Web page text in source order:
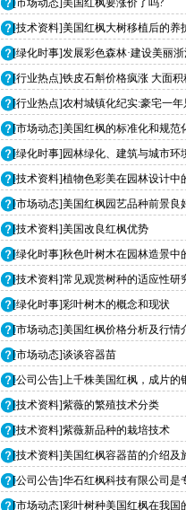
[市场动态]美国红枫要涨价了吗?
[技术资料]美国红枫大树移植后的养
[绿化时事]发展彩色森林·建设美丽
[行业热点]铁皮石斛价格疯涨 大面
[行业热点]农村城镇化纪实:豪宅一年
[市场动态]美国红枫的标准化和规范
[绿化时事]园林绿化、建筑与城市环
[技术资料]植物色彩美在园林设计中
[市场动态]美国红枫园艺品种前景良
[技术资料]美国改良红枫优势
[绿化时事]秋色叶树木在园林造景中
[技术资料]常见观赏树种的适应性研
[绿化时事]彩叶树木的概念和现状
[市场动态]美国红枫价格分析及行情
[市场动态]谈谈容器苗
[公司公告]上千株美国红枫，成片的
[技术资料]紫薇的繁殖技术分类
[技术资料]紫薇新品种的栽培技术
[技术资料]美国红枫容器苗的介绍及
[公司公告]华石红枫科技有限公司是
[市场动态]彩叶树种美国红枫在我国